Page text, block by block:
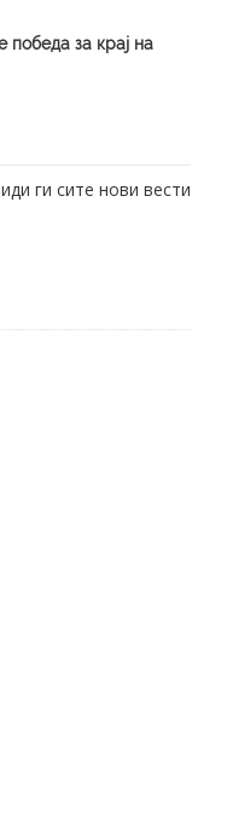
победа за крај на
ги сите нови вести